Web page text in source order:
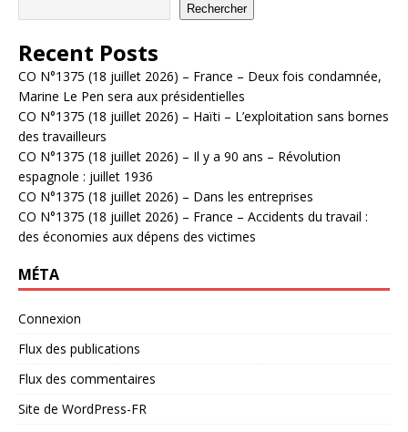
Rechercher
Recent Posts
CO N°1375 (18 juillet 2026) – France – Deux fois condamnée,
Marine Le Pen sera aux présidentielles
CO N°1375 (18 juillet 2026) – Haïti – L’exploitation sans bornes
des travailleurs
CO N°1375 (18 juillet 2026) – Il y a 90 ans – Révolution
espagnole : juillet 1936
CO N°1375 (18 juillet 2026) – Dans les entreprises
CO N°1375 (18 juillet 2026) – France – Accidents du travail :
des économies aux dépens des victimes
MÉTA
Connexion
Flux des publications
Flux des commentaires
Site de WordPress-FR